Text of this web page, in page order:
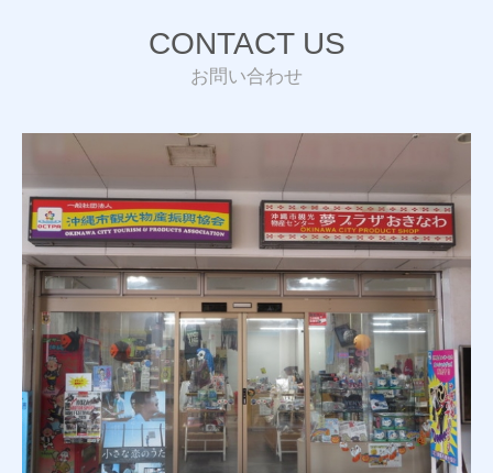
CONTACT US
お問い合わせ